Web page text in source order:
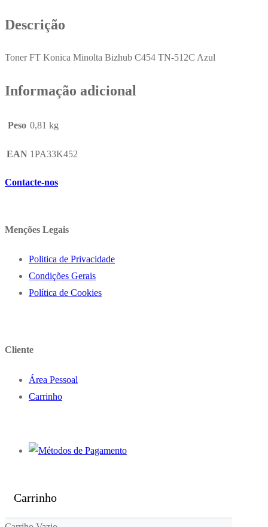
35000
Descrição
Toner FT Konica Minolta Bizhub C454 TN-512C Azul
Informação adicional
Peso 0,81 kg
EAN 1PA33K452
Contacte-nos
Menções Legais
Politica de Privacidade
Condições Gerais
Política de Cookies
Cliente
Área Pessoal
Carrinho
Carrinho